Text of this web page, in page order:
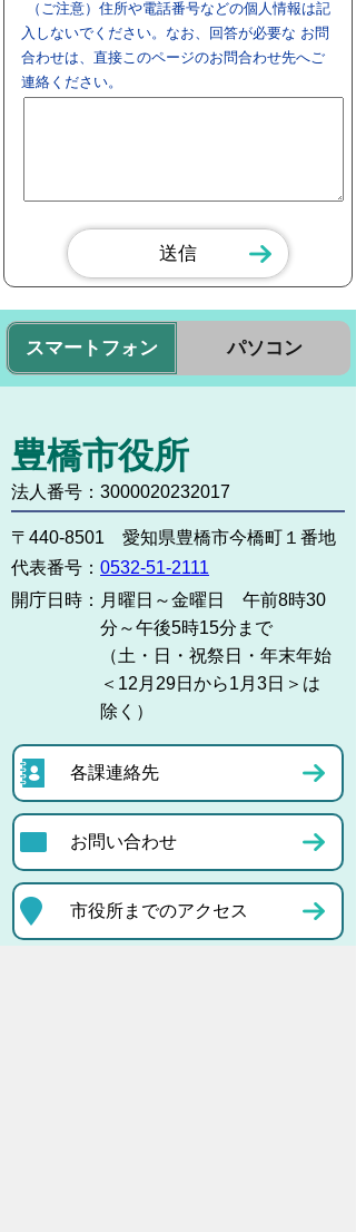
（ご注意）住所や電話番号などの個人情報は記
入しないでください。なお、回答が必要な お問
合わせは、直接このページのお問合わせ先へご
連絡ください。
スマートフォン パソコン
豊橋市役所
法人番号：3000020232017
〒440-8501 愛知県豊橋市今橋町１番地
代表番号： 0532-51-2111
開庁日時： 月曜日～金曜日 午前8時30
分～午後5時15分まで
（土・日・祝祭日・年末年始
＜12月29日から1月3日＞は
除く）
各課連絡先
お問い合わせ
市役所までのアクセス